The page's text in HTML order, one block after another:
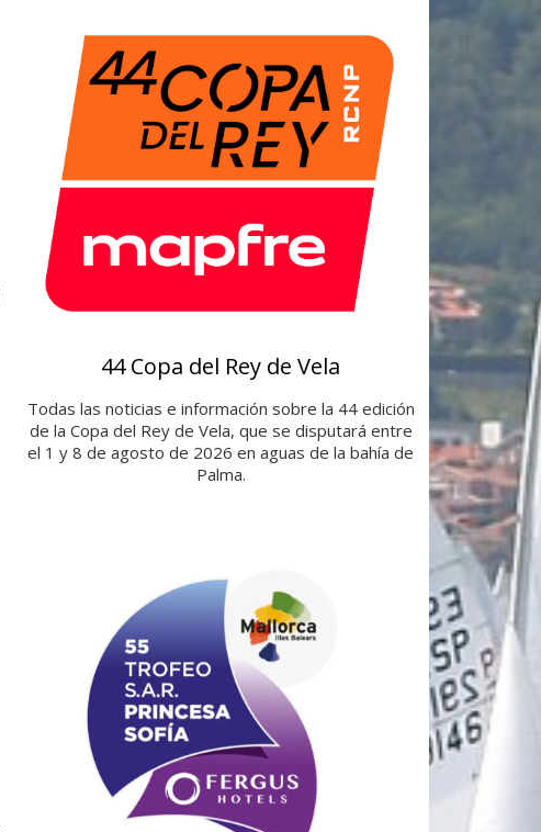
44 Copa del Rey de Vela
Todas las noticias e información sobre la 44 edición
de la Copa del Rey de Vela, que se disputará entre
el 1 y 8 de agosto de 2026 en aguas de la bahía de
Palma.